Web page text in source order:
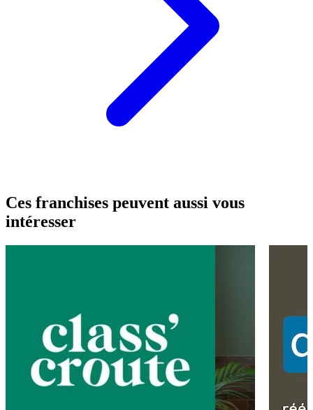
Ces franchises peuvent aussi vous
intéresser